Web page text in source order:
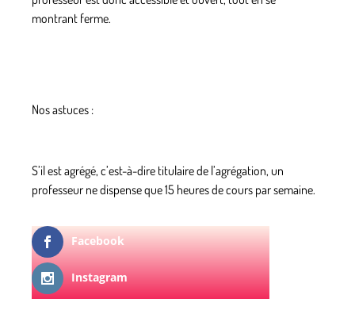
montrant ferme.
Nos astuces :
S’il est agrégé, c’est-à-dire titulaire de l’agrégation, un
professeur ne dispense que 15 heures de cours par semaine.
Facebook
Instagram